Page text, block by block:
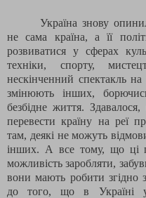
Україна знову
не сама країна, а її
розвиватися у сферах
техніки, спорту,
нескінченний спектакль на
змінюють інших,
безбідне життя.
перевести країну на реї
там, деякі не можуть
інших. А все тому, що ці
можливість заробляти,
вони мають робити згідно
до того, що в Україні